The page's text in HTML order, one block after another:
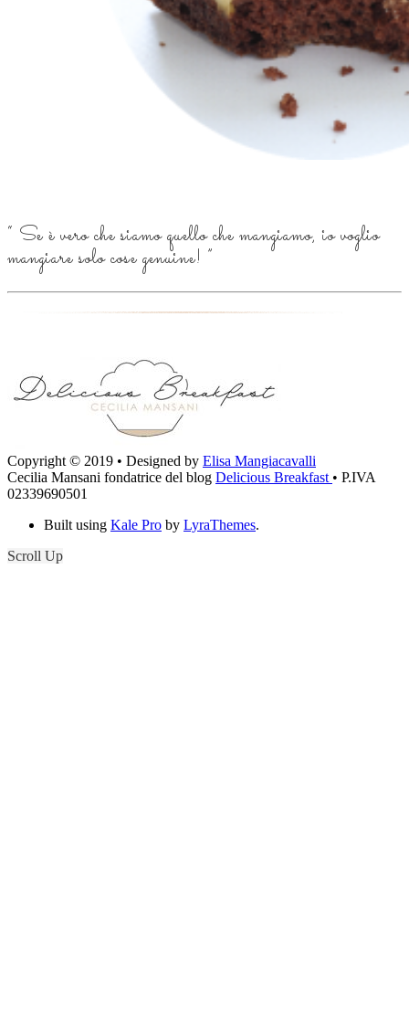
“ Se è vero che siamo quello che mangiamo, io voglio
mangiare solo cose genuine! ”
Copyright © 2019 • Designed by Elisa Mangiacavalli
Cecilia Mansani fondatrice del blog Delicious Breakfast • P.IVA
02339690501
Built using Kale Pro by LyraThemes.
Scroll Up